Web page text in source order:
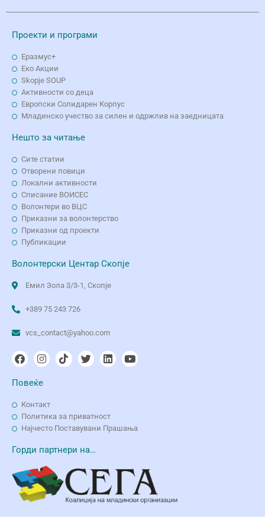
Проекти и програми
Еразмус+
Еко Aкции
Skopje SOUP
Активности со деца
Европски Солидарен Корпус
Младинско учество за силен и одржлив на заедницата
Нешто за читање
Сите статии
Отворени повици
Локални активности
Списание ВОИСЕС
Волонтери во ВЦС
Приказни за волонтерство
Приказни од проекти
Публикации
Волонтерски Центар Скопје
Емил Зола 3/3-1, Скопје
+389 75 243 726
vcs_contact@yahoo.com
Повеќе
Контакт
Политика за приватност
Најчесто Поставувани Прашања
Горди партнери на…